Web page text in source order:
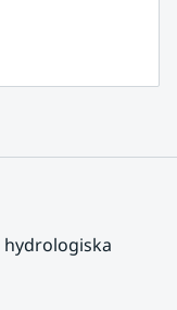
hydrologiska